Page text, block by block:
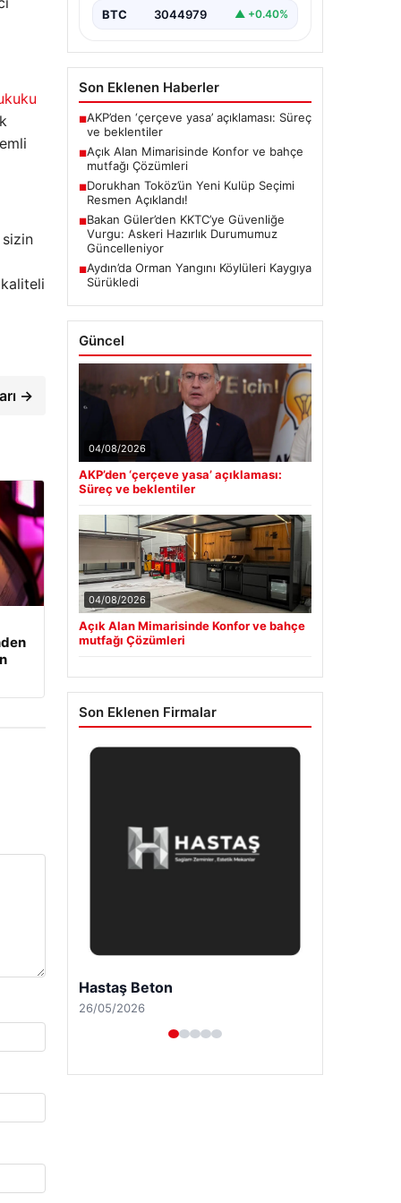
sizin
→
BTC 3044979 ▲ +0.40%
Son Eklenen Haberler
■AKP’den ‘çerçeve yasa’ açıklaması: Süreç
ve beklentiler
■Açık Alan Mimarisinde Konfor ve bahçe
mutfağı Çözümleri
■Dorukhan Toköz’ün Yeni Kulüp Seçimi
Resmen Açıklandı!
■Bakan Güler’den KKTC’ye Güvenliğe
Vurgu: Askeri Hazırlık Durumumuz
Güncelleniyor
■Aydın’da Orman Yangını Köylüleri Kaygıya
Sürükledi
Güncel
04/08/2026
AKP’den ‘çerçeve yasa’ açıklaması:
Süreç ve beklentiler
04/08/2026
Açık Alan Mimarisinde Konfor ve bahçe
mutfağı Çözümleri
Son Eklenen Firmalar
Hastaş Beton
26/05/2026